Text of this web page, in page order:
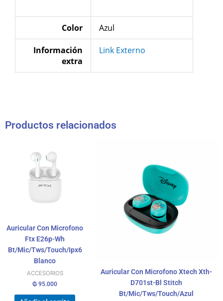
Color Azul
Información
extra
Link Externo
Productos relacionados
Auricular Con Microfono
Ftx E26p-Wh
Bt/Mic/Tws/Touch/Ipx6
Blanco
ACCESORIOS
₲ 95.000
Auricular Con Microfono Xtech Xth-
D701st-Bl Stitch
Bt/Mic/Tws/Touch/Azul